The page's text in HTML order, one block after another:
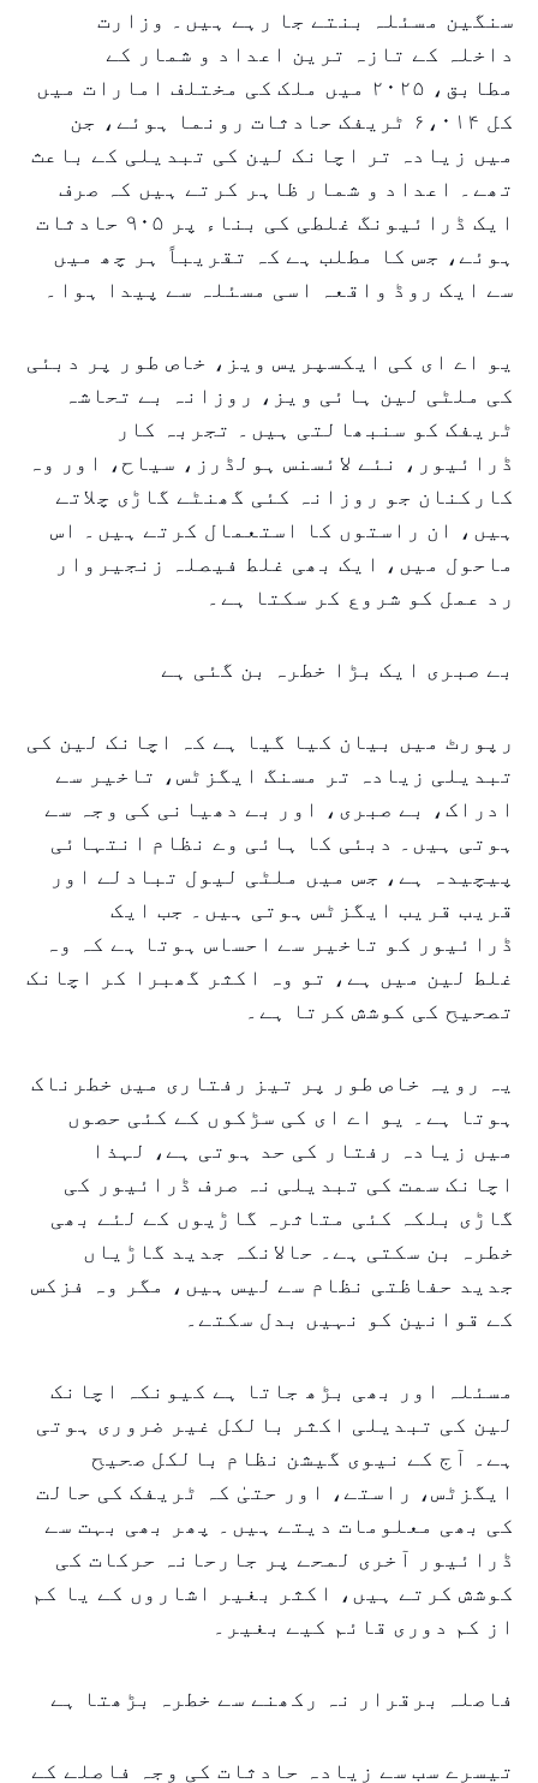
سنگین مسئلہ بنتے جا رہے ہیں۔ وزارت
داخلہ کے تازہ ترین اعداد و شمار کے
مطابق، ۲۰۲۵ میں ملک کی مختلف امارات میں
کل ۶،۰۱۴ ٹریفک حادثات رونما ہوئے، جن
میں زیادہ تر اچانک لین کی تبدیلی کے باعث
تھے۔ اعداد و شمار ظاہر کرتے ہیں کہ صرف
ایک ڈرائیونگ غلطی کی بناء پر ۹۰۵ حادثات
ہوئے، جس کا مطلب ہے کہ تقریباً ہر چھ میں
سے ایک روڈ واقعہ اسی مسئلہ سے پیدا ہوا۔
یو اے ای کی ایکسپریس ویز، خاص طور پر دبئی
کی ملٹی لین ہائی ویز، روزانہ بے تحاشہ
ٹریفک کو سنبھالتی ہیں۔ تجربہ کار
ڈرائیور، نئے لائسنس ہولڈرز، سیاح، اور وہ
کارکنان جو روزانہ کئی گھنٹے گاڑی چلاتے
ہیں، ان راستوں کا استعمال کرتے ہیں۔ اس
ماحول میں، ایک بھی غلط فیصلہ زنجیروار
رد عمل کو شروع کر سکتا ہے۔
بے صبری ایک بڑا خطرہ بن گئی ہے
رپورٹ میں بیان کیا گیا ہے کہ اچانک لین کی
تبدیلی زیادہ تر مسنگ ایگزٹس، تاخیر سے
ادراک، بے صبری، اور بے دھیانی کی وجہ سے
ہوتی ہیں۔ دبئی کا ہائی وے نظام انتہائی
پیچیدہ ہے، جس میں ملٹی لیول تبادلے اور
قریب قریب ایگزٹس ہوتی ہیں۔ جب ایک
ڈرائیور کو تاخیر سے احساس ہوتا ہے کہ وہ
غلط لین میں ہے، تو وہ اکثر گھبرا کر اچانک
تصحیح کی کوشش کرتا ہے۔
یہ رویہ خاص طور پر تیز رفتاری میں خطرناک
ہوتا ہے۔ یو اے ای کی سڑکوں کے کئی حصوں
میں زیادہ رفتار کی حد ہوتی ہے، لہذا
اچانک سمت کی تبدیلی نہ صرف ڈرائیور کی
گاڑی بلکہ کئی متاثرہ گاڑیوں کے لئے بھی
خطرہ بن سکتی ہے۔ حالانکہ جدید گاڑیاں
جدید حفاظتی نظام سے لیس ہیں، مگر وہ فزکس
کے قوانین کو نہیں بدل سکتے۔
مسئلہ اور بھی بڑھ جاتا ہے کیونکہ اچانک
لین کی تبدیلی اکثر بالکل غیر ضروری ہوتی
ہے۔ آج کے نیوی گیشن نظام بالکل صحیح
ایگزٹس، راستے، اور حتیٰ کہ ٹریفک کی حالت
کی بھی معلومات دیتے ہیں۔ پھر بھی بہت سے
ڈرائیور آخری لمحے پر جارحانہ حرکات کی
کوشش کرتے ہیں، اکثر بغير اشاروں کے یا کم
از کم دوری قائم کیے بغیر۔
فاصلہ برقرار نہ رکھنے سے خطرہ بڑھتا ہے
تیسرے سب سے زیادہ حادثات کی وجہ فاصلے کے